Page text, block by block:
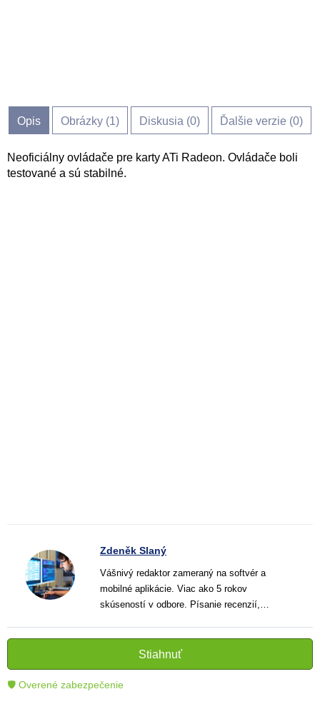
Opis Obrázky (1) Diskusia (0) Ďalšie verzie (0)
Neoficiálny ovládače pre karty ATi Radeon. Ovládače boli
testované a sú stabilné.
Zdeněk Slaný
Vášnivý redaktor zameraný na softvér a
mobilné aplikácie. Viac ako 5 rokov
skúseností v odbore. Písanie recenzií,
informatívnych textov, ktoré pomáhajú
čitateľom lepšie porozumieť a využiť moderné
technológie.
Stiahnuť
🛡 Overené zabezpečenie